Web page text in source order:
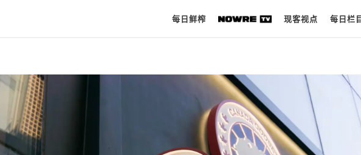
每日鲜榨 现客视点 每日栏
现客视点
每日栏目